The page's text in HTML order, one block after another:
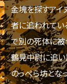
金塊を探すアイ
者に追われてい
で別の死体に被
鶴見中尉に追
のっぺら坊とな